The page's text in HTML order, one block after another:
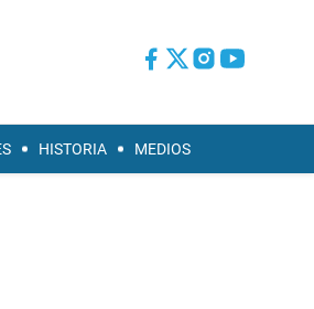
HISTORIA MEDIOS